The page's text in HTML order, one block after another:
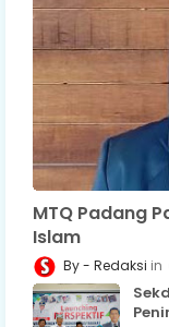
MTQ Padang
Islam
Redaksi